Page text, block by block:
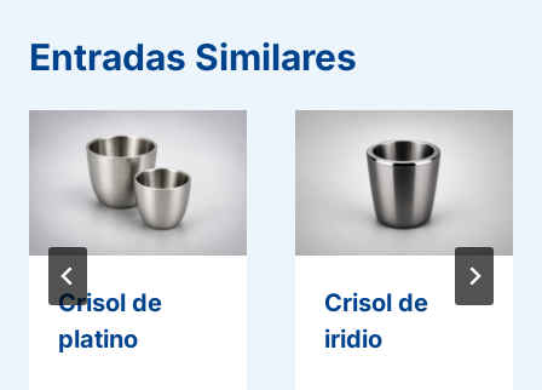
Entradas Similares
Crisol de
platino
Crisol de
iridio